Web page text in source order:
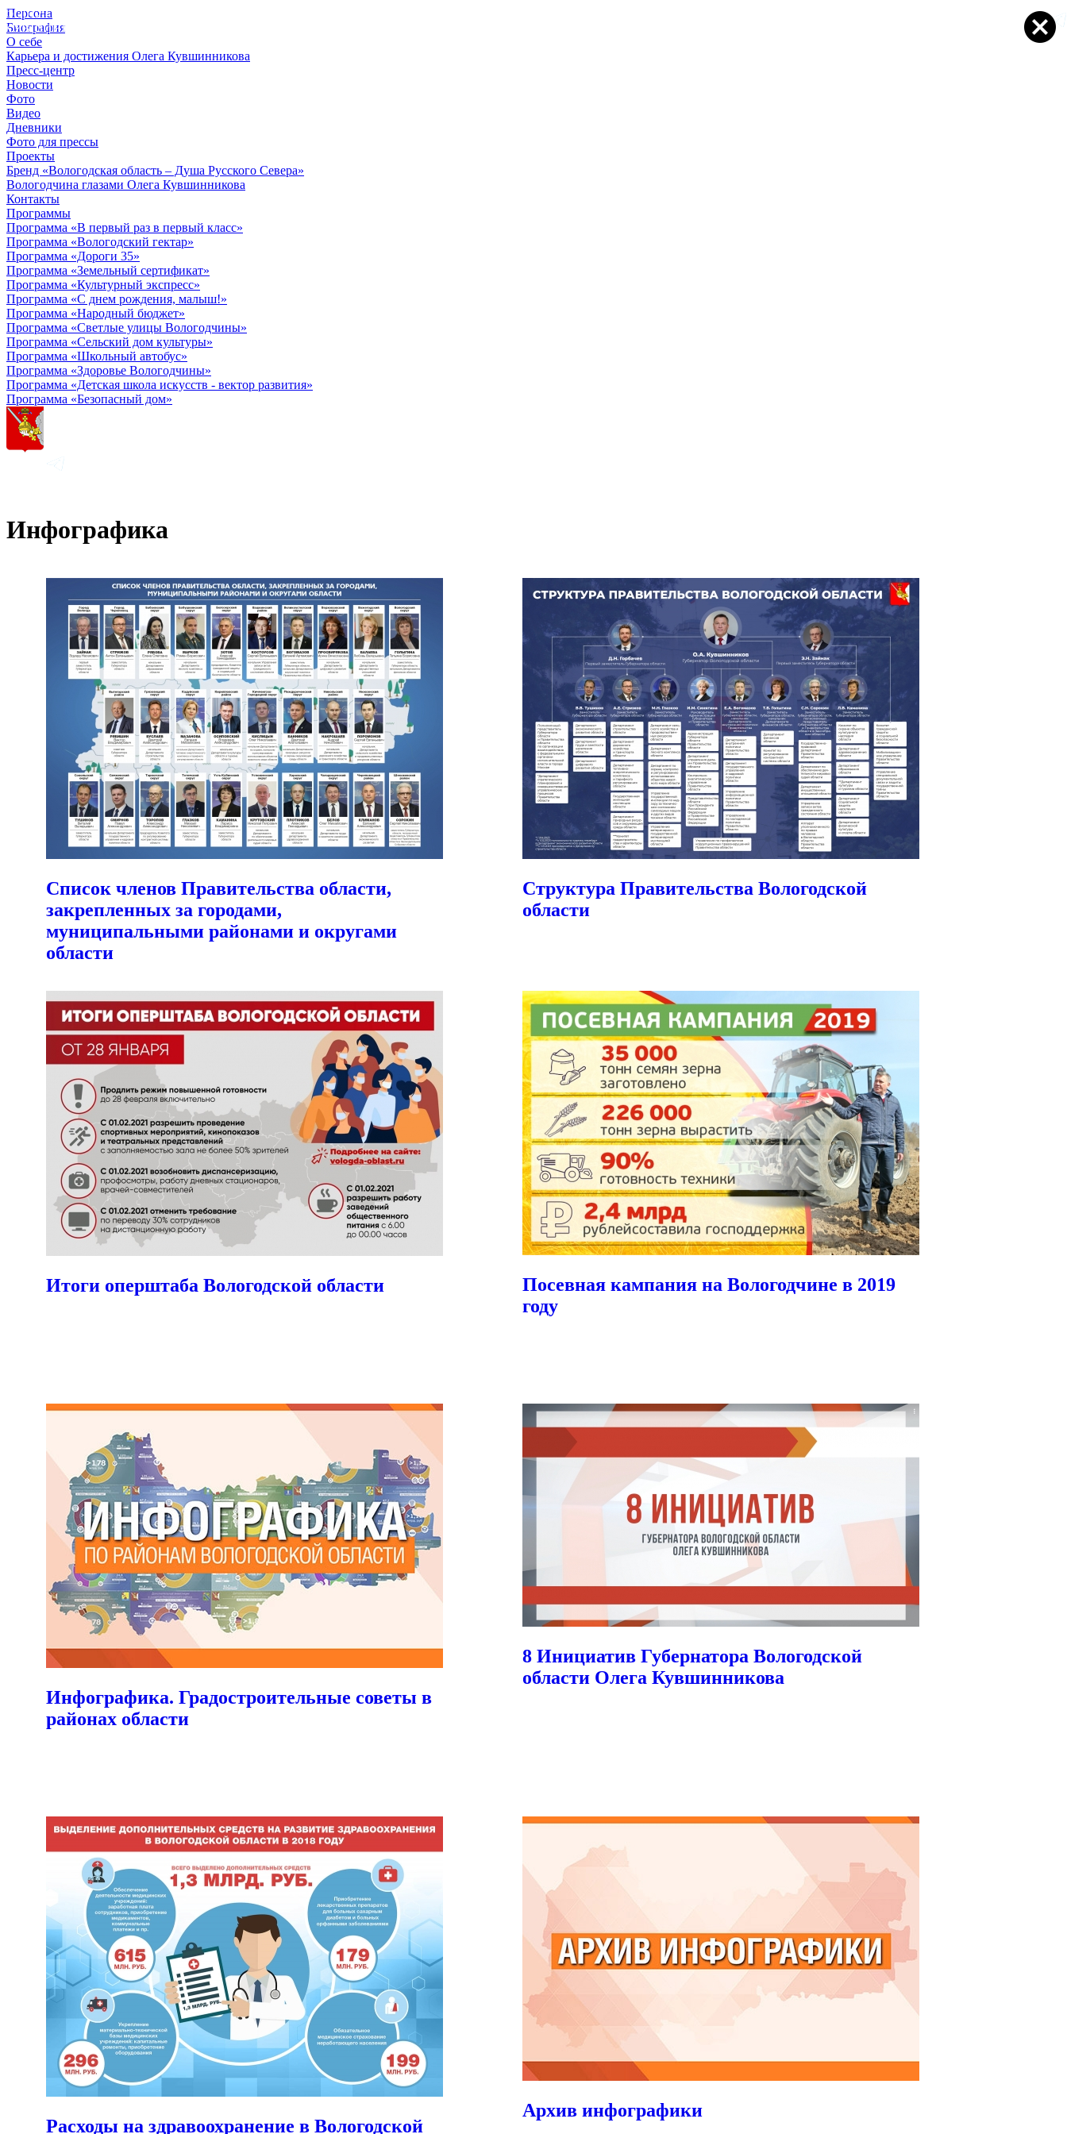
Персона
Биография
О себе
Карьера и достижения Олега Кувшинникова
Пресс-центр
Новости
Фото
Видео
Дневники
Фото для прессы
Проекты
Бренд «Вологодская область – Душа Русского Севера»
Вологодчина глазами Олега Кувшинникова
Контакты
Программы
Программа «В первый раз в первый класс»
Программа «Вологодский гектар»
Программа «Дороги 35»
Программа «Земельный сертификат»
Программа «Культурный экспресс»
Программа «С днем рождения, малыш!»
Программа «Народный бюджет»
Программа «Светлые улицы Вологодчины»
Программа «Сельский дом культуры»
Программа «Школьный автобус»
Программа «Здоровье Вологодчины»
Программа «Детская школа искусств - вектор развития»
Программа «Безопасный дом»
Инфографика
Список членов Правительства области,
закрепленных за городами,
муниципальными районами и округами
области
Структура Правительства Вологодской
области
Итоги оперштаба Вологодской области
Посевная кампания на Вологодчине в 2019
году
Инфографика. Градостроительные советы в
районах области
8 Инициатив Губернатора Вологодской
области Олега Кувшинникова
Расходы на здравоохранение в Вологодской
Архив инфографики
© 2012 - 2023,
КУВШИННИКОВ О.А.